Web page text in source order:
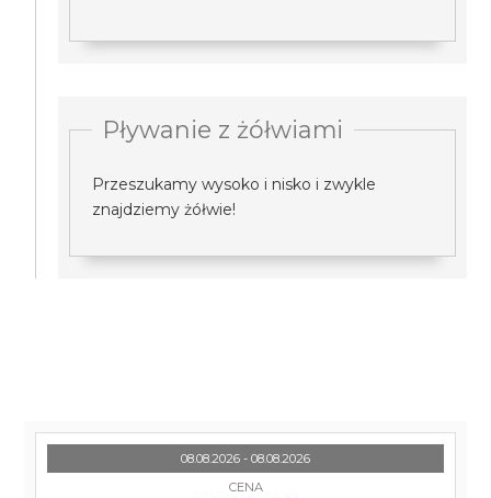
Pływanie z żółwiami
Przeszukamy wysoko i nisko i zwykle
znajdziemy żółwie!
08.08.2026 - 08.08.2026
CENA